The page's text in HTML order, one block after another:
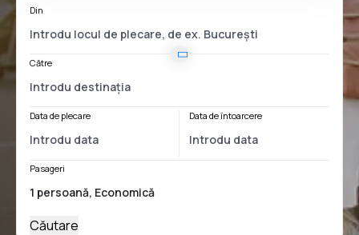
Din
Către
Data de plecare Data de întoarcere
Pasageri
Căutare